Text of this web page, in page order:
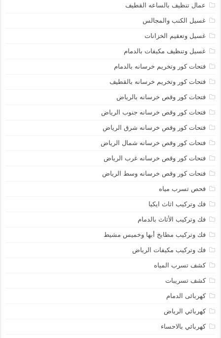
عمال تنظيف بالساعه القطيف
غسيل الكنب والمجالس
غسيل وتعقيم الخزانات
غسيل وتنظيف مكيفات بالدمام
فتحات كور وتخريم خرسانه بالدمام
فتحات كور وتخريم خرسانه بالقطيف
فتحات كور وقص خرسانه بالرياض
فتحات كور وقص خرسانه جنوب الرياض
فتحات كور وقص خرسانه شرق الرياض
فتحات كور وقص خرسانه شمال الرياض
فتحات كور وقص خرسانه غرب الرياض
فتحات كور وقص خرسانه وسط الرياض
فحص تسرب مياه
فك وتركيب اثاث ايكيا
فك وتركيب الأثاث بالدمام
فك وتركيب مطابخ أبها وخميس مشيط
فك وتركيب مكيفات الرياض
كشف تسرب المياه
كشف تسريبات
كهربائى الدمام
كهربائي الرياض
كهربائي بالاحساء